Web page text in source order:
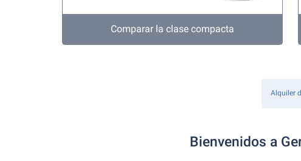
Comparar la clase compacta
Alquiler
Bienvenidos a